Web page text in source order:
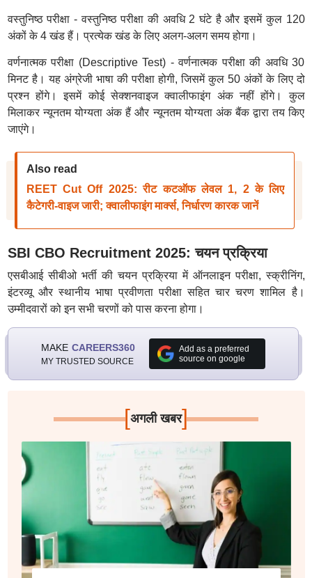
वस्तुनिष्ठ परीक्षा - वस्तुनिष्ठ परीक्षा की अवधि 2 घंटे है और इसमें कुल 120
अंकों के 4 खंड हैं। प्रत्येक खंड के लिए अलग-अलग समय होगा।
वर्णनात्मक परीक्षा (Descriptive Test) - वर्णनात्मक परीक्षा की अवधि 30
मिनट है। यह अंग्रेजी भाषा की परीक्षा होगी, जिसमें कुल 50 अंकों के लिए दो
प्रश्न होंगे। इसमें कोई सेक्शनवाइज क्वालीफाइंग अंक नहीं होंगे। कुल
मिलाकर न्यूनतम योग्यता अंक हैं और न्यूनतम योग्यता अंक बैंक द्वारा तय किए
जाएंगे।
Also read
REET Cut Off 2025: रीट कटऑफ लेवल 1, 2 के लिए
कैटेगरी-वाइज जारी; क्वालीफाइंग मार्क्स, निर्धारण कारक जानें
SBI CBO Recruitment 2025: चयन प्रक्रिया
एसबीआई सीबीओ भर्ती की चयन प्रक्रिया में ऑनलाइन परीक्षा, स्क्रीनिंग,
इंटरव्यू और स्थानीय भाषा प्रवीणता परीक्षा सहित चार चरण शामिल है।
उम्मीदवारों को इन सभी चरणों को पास करना होगा।
MAKE CAREERS360
MY TRUSTED SOURCE
Add as a preferred
source on google
[अगली खबर]